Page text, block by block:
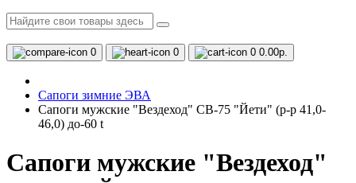
0 0 0 0.00р.
Сапоги зимние ЭВА
Сапоги мужские "Вездеход" СВ-75 "Йети" (р-р 41,0-
46,0) до-60 t
Сапоги мужские "Вездеход"